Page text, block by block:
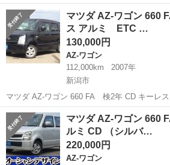
名： マツダ ■ 車種名： ＡＺワゴンカス
ド名： ＸＴ ４ＷＤ ターボ プッシュス
660cc ...
福井 福井市 AZ-ワゴン
マツダ AZ-ワゴン 660
ス アルミ ETC …
130,000円
AZ-ワゴン
112,000km
2007年
新潟市
マツダ AZ-ワゴン 660 FA 検2年 CD キーレ
ク） ハッチバック 軽自動車 本体価格 130,000円 支払総額 250,000円
年式(初度登録年):2007(H19) 走行距離...
新潟 新潟市 AZ-ワゴン 法定
マツダ AZ-ワゴン 660
ルミ CD （シルバ…
220,000円
AZ-ワゴン